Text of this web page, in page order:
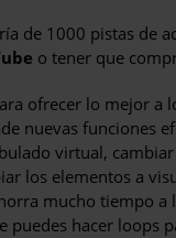
de 1000 pistas de
o tener que
ofrecer lo mejor a
nuevas funciones
virtual,
los elementos a
mucho tiempo
puedes hacer loops